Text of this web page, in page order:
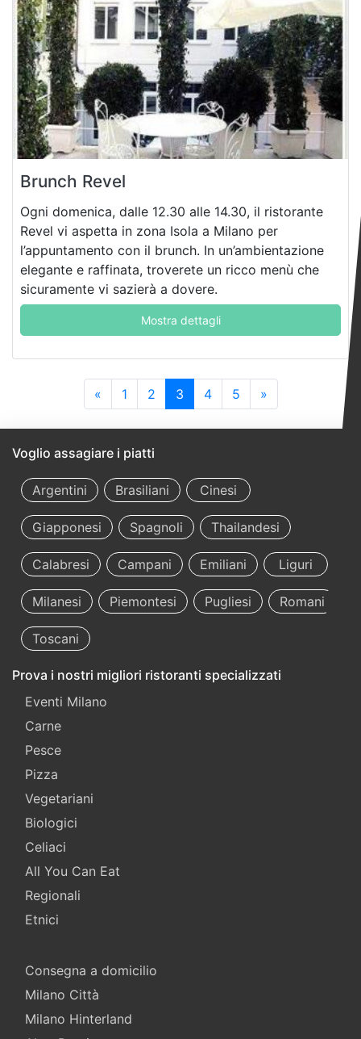
Brunch Revel
Ogni domenica, dalle 12.30 alle 14.30, il ristorante
Revel vi aspetta in zona Isola a Milano per
l’appuntamento con il brunch. In un’ambientazione
elegante e raffinata, troverete un ricco menù che
sicuramente vi sazierà a dovere.
Mostra dettagli
« 1 2 3 4 5 »
Voglio assagiare i piatti
Argentini Brasiliani Cinesi
Giapponesi Spagnoli Thailandesi
Calabresi Campani Emiliani Liguri
Milanesi Piemontesi Pugliesi Romani
Toscani
Prova i nostri migliori ristoranti specializzati
Eventi Milano
Carne
Pesce
Pizza
Vegetariani
Biologici
Celiaci
All You Can Eat
Regionali
Etnici
Consegna a domicilio
Milano Città
Milano Hinterland